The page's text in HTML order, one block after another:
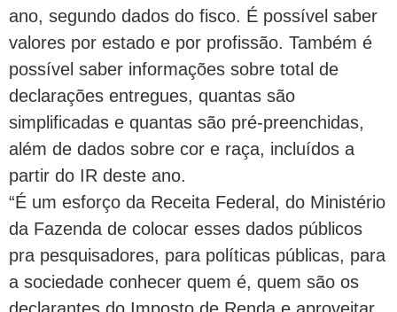
ano, segundo dados do fisco. É possível saber
valores por estado e por profissão. Também é
possível saber informações sobre total de
declarações entregues, quantas são
simplificadas e quantas são pré-preenchidas,
além de dados sobre cor e raça, incluídos a
partir do IR deste ano.
“É um esforço da Receita Federal, do Ministério
da Fazenda de colocar esses dados públicos
pra pesquisadores, para políticas públicas, para
a sociedade conhecer quem é, quem são os
declarantes do Imposto de Renda e aproveitar